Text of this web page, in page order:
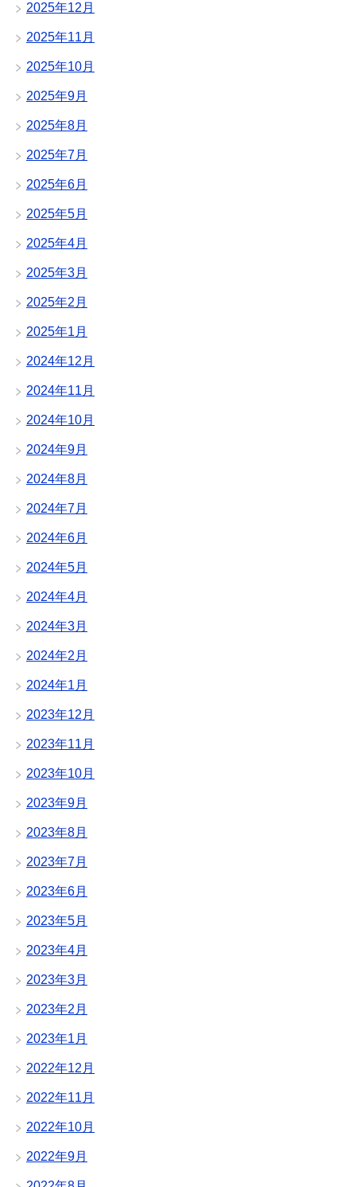
2025年12月
2025年11月
2025年10月
2025年9月
2025年8月
2025年7月
2025年6月
2025年5月
2025年4月
2025年3月
2025年2月
2025年1月
2024年12月
2024年11月
2024年10月
2024年9月
2024年8月
2024年7月
2024年6月
2024年5月
2024年4月
2024年3月
2024年2月
2024年1月
2023年12月
2023年11月
2023年10月
2023年9月
2023年8月
2023年7月
2023年6月
2023年5月
2023年4月
2023年3月
2023年2月
2023年1月
2022年12月
2022年11月
2022年10月
2022年9月